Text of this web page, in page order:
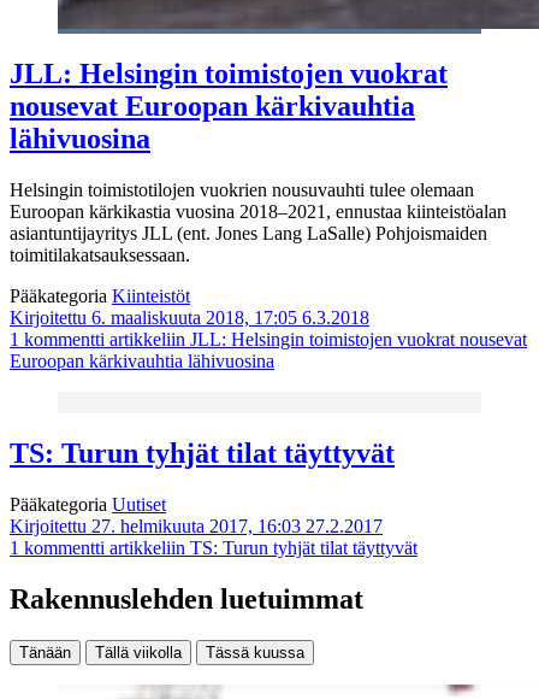
JLL: Helsingin toimistojen vuokrat
nousevat Euroopan kärkivauhtia
lähivuosina
Helsingin toimistotilojen vuokrien nousuvauhti tulee olemaan
Euroopan kärkikastia vuosina 2018–2021, ennustaa kiinteistöalan
asiantuntijayritys JLL (ent. Jones Lang LaSalle) Pohjoismaiden
toimitilakatsauksessaan.
Pääkategoria Kiinteistöt
Kirjoitettu 6. maaliskuuta 2018, 17:05 6.3.2018
1 kommentti artikkeliin JLL: Helsingin toimistojen vuokrat nousevat
Euroopan kärkivauhtia lähivuosina
TS: Turun tyhjät tilat täyttyvät
Pääkategoria Uutiset
Kirjoitettu 27. helmikuuta 2017, 16:03 27.2.2017
1 kommentti artikkeliin TS: Turun tyhjät tilat täyttyvät
Rakennuslehden luetuimmat
Tänään Tällä viikolla Tässä kuussa